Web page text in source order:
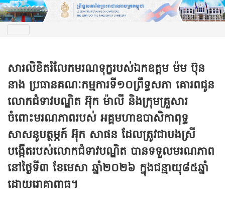
សារលិខិតរំលែកមរណទុក្ខរបស់ឯកឧត្តម ម៉ម ប៊ុន
នាង ប្រធានគណៈកម្មការទី១០ព្រឹទ្ធសភា គោរពជូន
លោកជំទាវបណ្ឌិត អ៊ុក ម៉ាលី និងក្រុមគ្រួសារ
ចំពោះមរណភាពរបស់ អគ្គមហាឧបាសិកាពុទ្ធ
សាសនូបត្ថម្ភក៍ អ៊ុក សាផន ដែលត្រូវជាបងស្រី
បង្កើតរបស់លោកជំទាវបណ្ឌិត បានទទួលមរណភាព
នៅថ្ងៃទី៣ ខែមេសា ឆ្នាំ២០២៦ ក្នុងជន្មាយុ៨៥ឆ្នាំ
ដោយរោគាពាធ។